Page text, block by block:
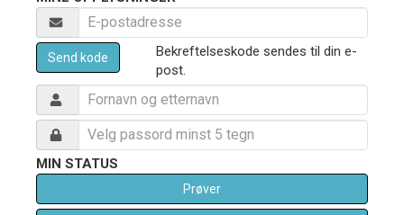
Send kode
Bekreftelseskode sendes til din e-
post.
MIN STATUS
Prøver